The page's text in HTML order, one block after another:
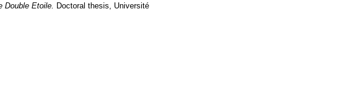
Double Etoile.
Doctoral thesis, Université